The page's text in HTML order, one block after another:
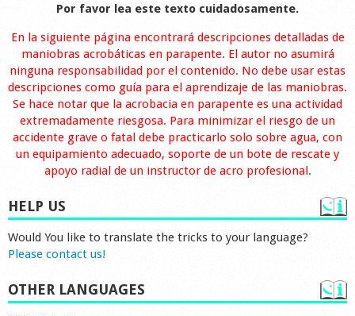
Por favor lea este texto cuidadosamente.
En la siguiente página encontrará descripciones detalladas de
maniobras acrobáticas en parapente. El autor no asumirá
ninguna responsabilidad por el contenido. No debe usar estas
descripciones como guía para el aprendizaje de las maniobras.
Se hace notar que la acrobacia en parapente es una actividad
extremadamente riesgosa. Para minimizar el riesgo de un
accidente grave o fatal debe practicarlo solo sobre agua, con
un equipamiento adecuado, soporte de un bote de rescate y
apoyo radial de un instructor de acro profesional.
HELP US
Would You like to translate the tricks to your language?
Please contact us!
OTHER LANGUAGES